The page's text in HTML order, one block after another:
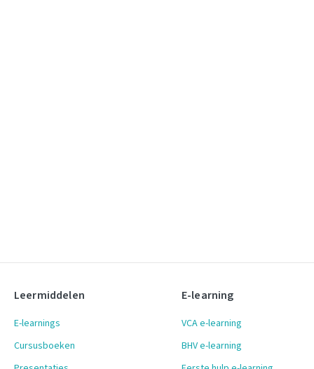
Leermiddelen
E-learnings
Cursusboeken
E-learning
VCA e-learning
BHV e-learning